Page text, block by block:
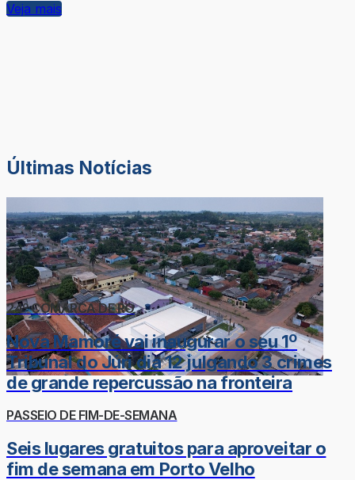
Veja mais
Últimas Notícias
24º COMARCA DE RO
Nova Mamoré vai inaugurar o seu 1º
Tribunal do Júri dia 12 julgando 3 crimes
de grande repercussão na fronteira
PASSEIO DE FIM-DE-SEMANA
Seis lugares gratuitos para aproveitar o
fim de semana em Porto Velho